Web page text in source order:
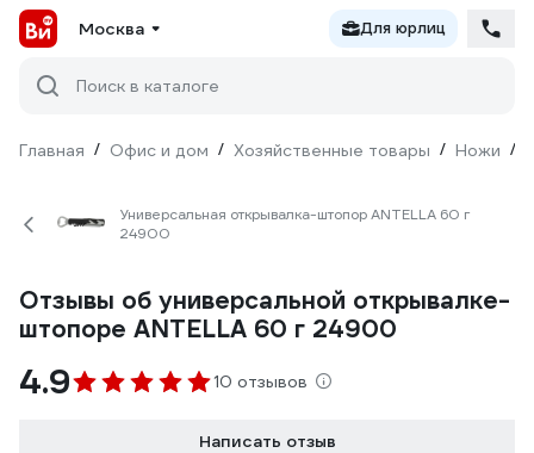
Москва Для юрлиц
Поиск в каталоге
Главная / Офис и дом / Хозяйственные товары / Ножи /
Универсальная открывалка-штопор ANTELLA 60 г
24900
Отзывы об универсальной открывалке-
штопоре ANTELLA 60 г 24900
4.9 10 отзывов
Написать отзыв